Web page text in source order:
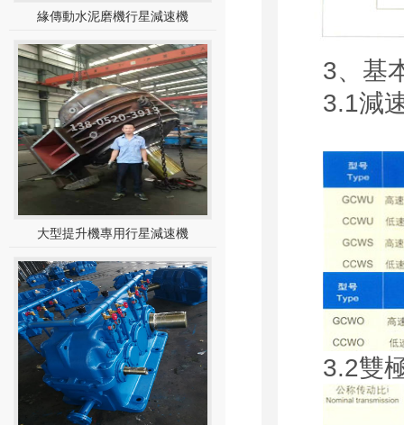
緣傳動水泥磨機行星減速機
大型提升機專用行星減速機
3、基
3.1減
3.2雙